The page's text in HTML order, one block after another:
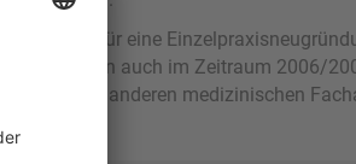
für eine
Vorjahren auch im Zeitraum 2006/
von keiner anderen medizinischen